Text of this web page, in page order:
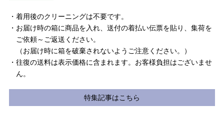
・着用後のクリーニングは不要です。
・お届け時の箱に商品を入れ、送付の着払い伝票を貼り、集荷を
ご依頼～ご返送ください。
（お届け時に箱を破棄されないようご注意ください。）
・往復の送料は表示価格に含まれます。お客様負担はございませ
ん。
特集記事はこちら